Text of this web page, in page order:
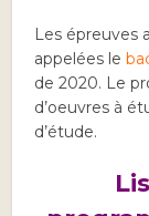
Les épreuves
appelées le
de 2020. Le
d’oeuvres à
d’étude.